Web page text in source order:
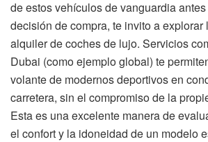
de estos vehículos de vanguardia
decisión de compra, te invito a
alquiler de coches de lujo. Servicios
Dubai (como ejemplo global) te
volante de modernos deportivos en
carretera, sin el compromiso de la
Esta es una excelente manera de
el confort y la idoneidad de un modelo